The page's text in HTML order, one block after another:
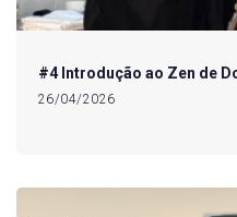
#4 Introdução ao Zen de
26/04/2026